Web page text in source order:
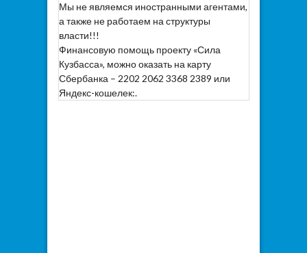
Мы не являемся иностранными агентами,
а также не работаем на структуры
власти!!!
Финансовую помощь проекту «Сила
Кузбасса», можно оказать на карту
Сбербанка – 2202 2062 3368 2389 или
Яндекс-кошелек:.